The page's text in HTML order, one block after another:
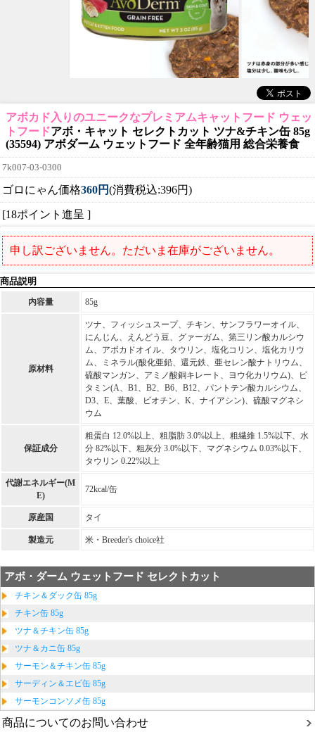
アボカド入りのユニークなプレミアムキャットフード ウェッ
トフードアボ・キャット セレクトカット ツナ&チキン缶 85g
(35594) アボダーム ウェットフード 全年齢猫用 総合栄養食
7k007-03-0300
ゴロにゃん価格360円(消費税込:396円)
[18ポイント進呈 ]
申し訳ございません。ただいま在庫がございません。
商品説明
内容量 85g
原材料
ツナ、フィッシュスープ、チキン、サンフラワーオイル、
にんじん、えんどう豆、グァーガム、第三リン酸カルシウ
ム、アボカドオイル、タウリン、塩化コリン、塩化カリウ
ム、ミネラル(酸化亜鉛、還元鉄、亜セレン酸ナトリウム、
硫酸マンガン、アミノ酸銅キレート、ヨウ化カリウム)、ビ
タミン(A、B1、B2、B6、B12、パントテン酸カルシウム、
D3、E、葉酸、ビオチン、K、ナイアシン)、硫酸マグネシ
ウム
保証成分
粗蛋白 12.0%以上、粗脂肪 3.0%以上、粗繊維 1.5%以下、水
分 82%以下、粗灰分 3.0%以下、マグネシウム 0.03%以下、
タウリン 0.22%以上
代謝エネルギー(M
E)
72kcal/缶
原産国 タイ
製造元 米・Breeder's choice社
アボ・ダーム ウェットフード セレクトカット
チキン＆ダック缶 85g
チキン缶 85g
ツナ＆チキン缶 85g
ツナ＆カニ缶 85g
サーモン＆チキン缶 85g
サーディン＆エビ缶 85g
サーモンコンソメ缶 85g
商品についてのお問い合わせ